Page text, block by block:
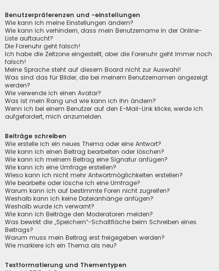
Benutzerpräferenzen und -einstellungen
Wie kann ich meine Einstellungen ändern?
Wie kann ich verhindern, dass mein Benutzername in der Online-
Liste auftaucht?
Die Forenuhr geht falsch!
Ich habe die Zeitzone eingestellt, aber die Forenuhr geht immer noch
falsch!
Meine Sprache steht auf diesem Board nicht zur Auswahl!
Was sind das für Bilder, die bei meinem Benutzernamen angezeigt
werden?
Wie verwende ich einen Avatar?
Was ist mein Rang und wie kann ich ihn ändern?
Wenn ich bei einem Benutzer auf den E-Mail-Link klicke, werde ich
aufgefordert, mich anzumelden.
Beiträge schreiben
Wie erstelle ich ein neues Thema oder eine Antwort?
Wie kann ich einen Beitrag bearbeiten oder löschen?
Wie kann ich meinem Beitrag eine Signatur anfügen?
Wie kann ich eine Umfrage erstellen?
Wieso kann ich nicht mehr Antwortmöglichkeiten erstellen?
Wie bearbeite oder lösche ich eine Umfrage?
Warum kann ich auf bestimmte Foren nicht zugreifen?
Weshalb kann ich keine Dateianhänge anfügen?
Weshalb wurde ich verwarnt?
Wie kann ich Beiträge den Moderatoren melden?
Was bewirkt die „Speichern“-Schaltfläche beim Schreiben eines
Beitrags?
Warum muss mein Beitrag erst freigegeben werden?
Wie markiere ich ein Thema als neu?
Textformatierung und Thementypen